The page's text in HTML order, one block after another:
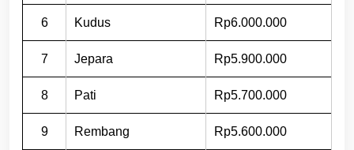
6 Kudus Rp6.000.000
7 Jepara Rp5.900.000
8 Pati Rp5.700.000
9 Rembang Rp5.600.000